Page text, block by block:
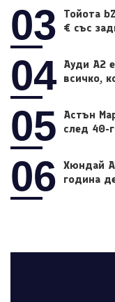
03
Тойота
€ със
04 Ауди A2
всичко,
05
Астън
след 40-
06
Хюндай
година